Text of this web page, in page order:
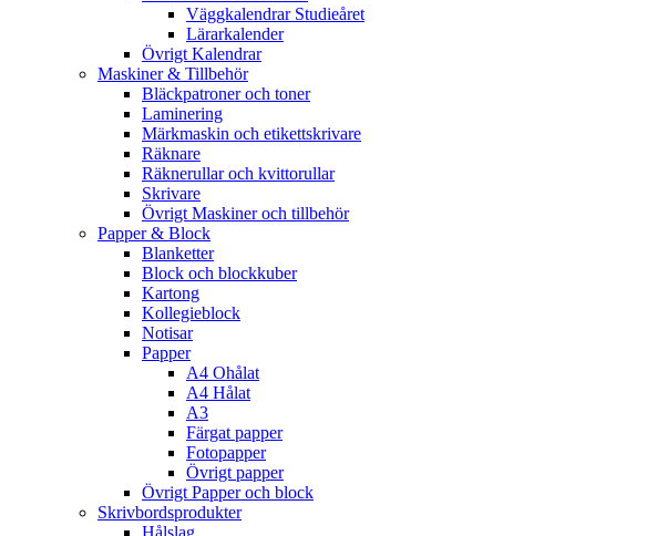
Väggkalendrar Studieåret
Lärarkalender
Övrigt Kalendrar
Maskiner & Tillbehör
Bläckpatroner och toner
Laminering
Märkmaskin och etikettskrivare
Räknare
Räknerullar och kvittorullar
Skrivare
Övrigt Maskiner och tillbehör
Papper & Block
Blanketter
Block och blockkuber
Kartong
Kollegieblock
Notisar
Papper
A4 Ohålat
A4 Hålat
A3
Färgat papper
Fotopapper
Övrigt papper
Övrigt Papper och block
Skrivbordsprodukter
Hålslag